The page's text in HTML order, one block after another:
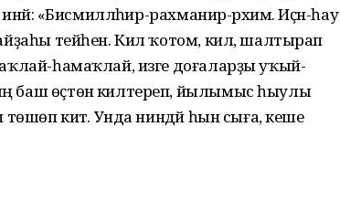
«Бисмилләһир-рахманир-рәхим. Иҫән-һау
тейһен. Кил ҡотом, кил, шалтырап
һамаҡлай, изге доғаларҙы уҡый-
баш өҫтөнә килтереп, йылымыс һыулы
төшөп китә. Унда ниндәй һын сыға, кеше